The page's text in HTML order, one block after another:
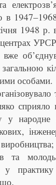
та
в
1948 р.
вже
загальною
особами.
у
та
у